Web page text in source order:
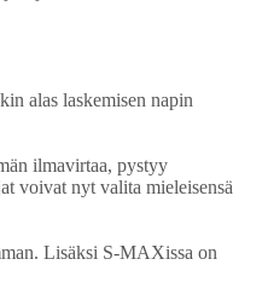
alas laskemisen napin
ilmavirtaa, pystyy
voivat nyt valita mieleisensä
Lisäksi S-MAXissa on